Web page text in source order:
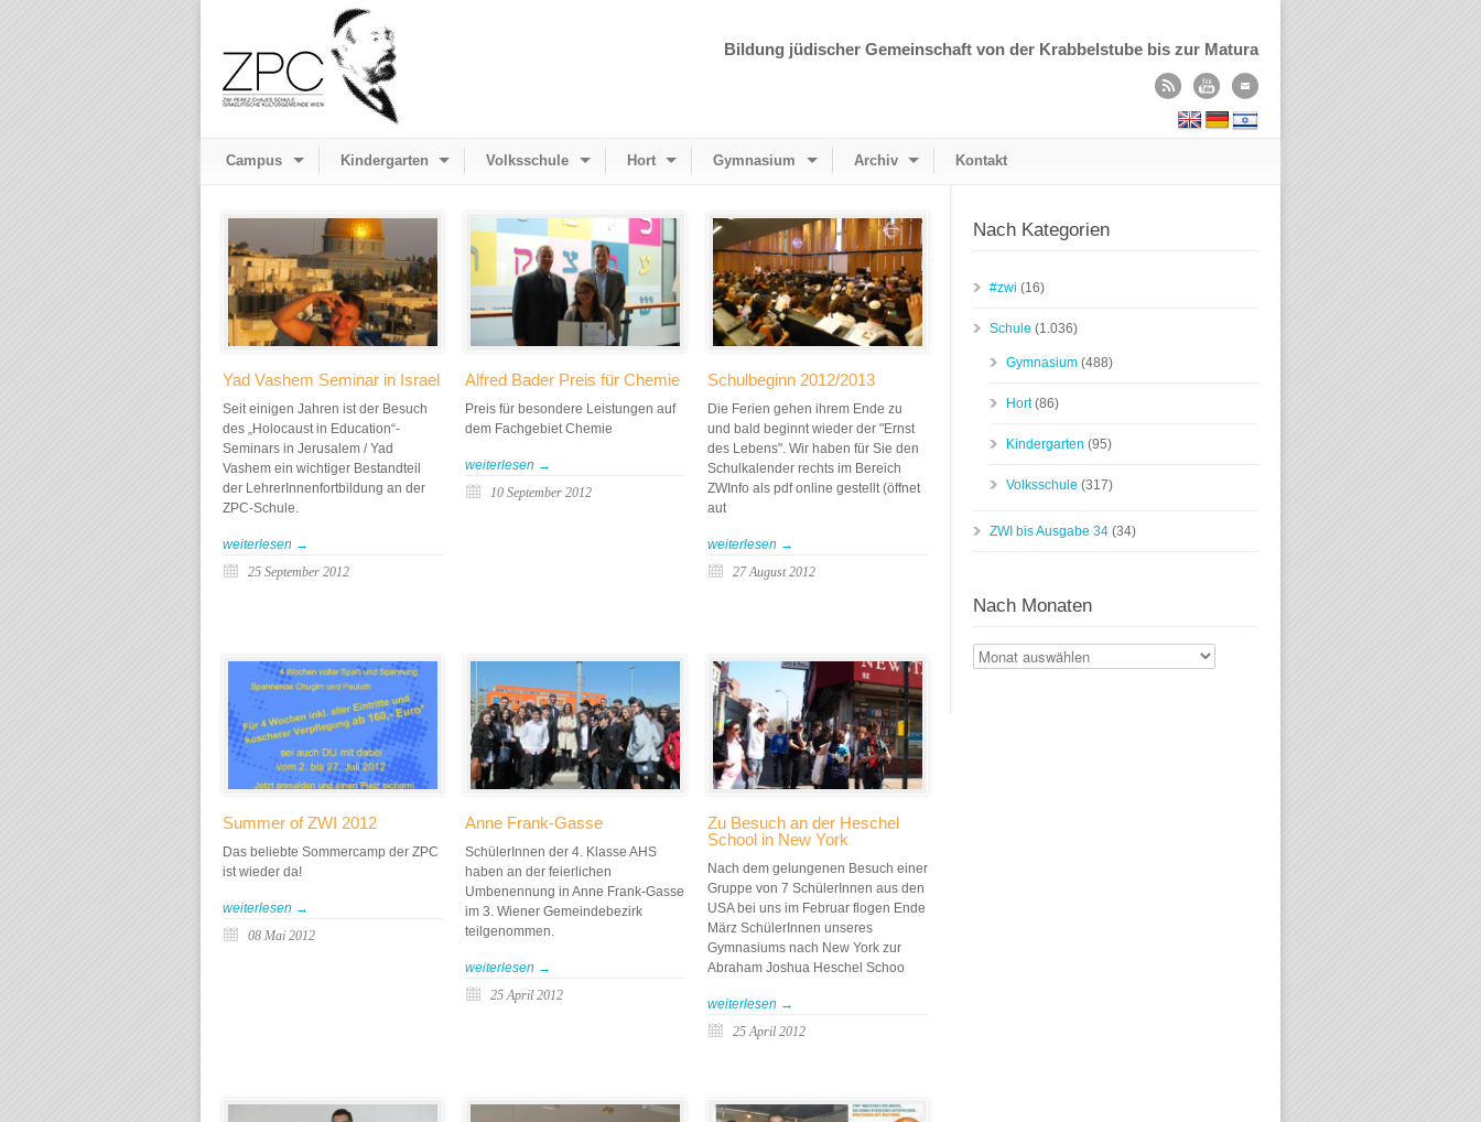
Bildung jüdischer Gemeinschaft von der Krabbelstube bis zur Matura
Campus Kindergarten Volksschule Hort Gymnasium Archiv Kontakt
Yad Vashem Seminar in Israel
Seit einigen Jahren ist der Besuch
des „Holocaust in Education“-
Seminars in Jerusalem / Yad
Vashem ein wichtiger Bestandteil
der LehrerInnenfortbildung an der
ZPC-Schule.
weiterlesen →
25 September 2012
Alfred Bader Preis für Chemie
Preis für besondere Leistungen auf
dem Fachgebiet Chemie
weiterlesen →
10 September 2012
Schulbeginn 2012/2013
Die Ferien gehen ihrem Ende zu
und bald beginnt wieder der "Ernst
des Lebens". Wir haben für Sie den
Schulkalender rechts im Bereich
ZWInfo als pdf online gestellt (öffnet
aut
weiterlesen →
27 August 2012
Summer of ZWI 2012
Das beliebte Sommercamp der ZPC
ist wieder da!
weiterlesen →
08 Mai 2012
Anne Frank-Gasse
SchülerInnen der 4. Klasse AHS
haben an der feierlichen
Umbenennung in Anne Frank-Gasse
im 3. Wiener Gemeindebezirk
teilgenommen.
weiterlesen →
25 April 2012
Zu Besuch an der Heschel
School in New York
Nach dem gelungenen Besuch einer
Gruppe von 7 SchülerInnen aus den
USA bei uns im Februar flogen Ende
März SchülerInnen unseres
Gymnasiums nach New York zur
Abraham Joshua Heschel Schoo
weiterlesen →
25 April 2012
Nach Kategorien
#zwi (16)
Schule (1.036)
Gymnasium (488)
Hort(86)
Kindergarten (95)
Volksschule (317)
ZWI bis Ausgabe 34 (34)
Nach Monaten
Nach
Monaten